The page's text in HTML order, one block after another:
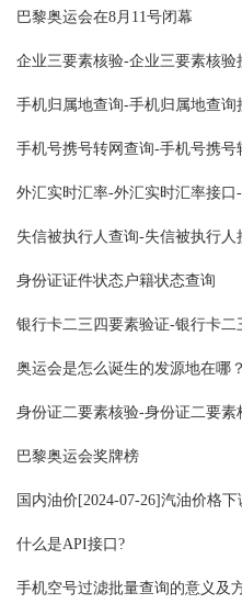
巴黎奥运会在8月11号闭幕
企业三要素核验-企业三要素核
手机归属地查询-手机归属地查
外汇实时汇率-外汇实时汇率接口
失信被执行人查询-失信被执行人
身份证证件状态户籍状态查询
奥运会是怎么诞生的发源地在哪？
身份证二要素核验-身份证二要
巴黎奥运会奖牌榜
什么是API接口?
手机空号过滤批量查询的意义及